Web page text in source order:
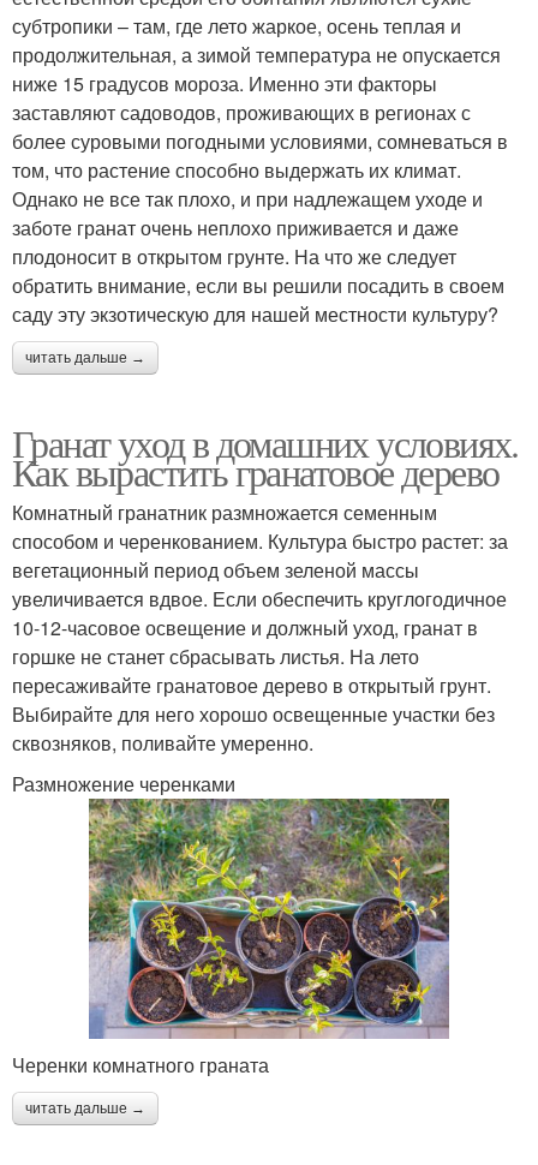
субтропики – там, где лето жаркое, осень теплая и
продолжительная, а зимой температура не опускается
ниже 15 градусов мороза. Именно эти факторы
заставляют садоводов, проживающих в регионах с
более суровыми погодными условиями, сомневаться в
том, что растение способно выдержать их климат.
Однако не все так плохо, и при надлежащем уходе и
заботе гранат очень неплохо приживается и даже
плодоносит в открытом грунте. На что же следует
обратить внимание, если вы решили посадить в своем
саду эту экзотическую для нашей местности культуру?
читать дальше →
Гранат уход в домашних условиях.
Как вырастить гранатовое дерево
Комнатный гранатник размножается семенным
способом и черенкованием. Культура быстро растет: за
вегетационный период объем зеленой массы
увеличивается вдвое. Если обеспечить круглогодичное
10-12-часовое освещение и должный уход, гранат в
горшке не станет сбрасывать листья. На лето
пересаживайте гранатовое дерево в открытый грунт.
Выбирайте для него хорошо освещенные участки без
сквозняков, поливайте умеренно.
Размножение черенками
Черенки комнатного граната
читать дальше →